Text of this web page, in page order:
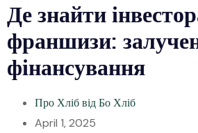
Де знайти
франшизи:
фінансування
Про Хліб від Бо Хліб
April 1, 2025